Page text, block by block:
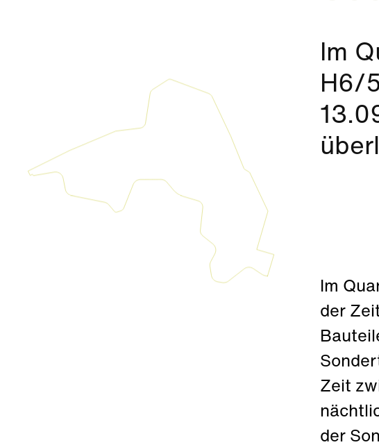
Im
H6/
Im
der
Zeit
der